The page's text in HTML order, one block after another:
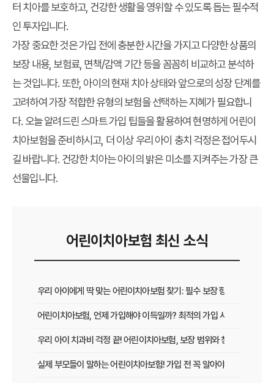
터 치아를 보호하고, 건강한 생활을 영위할 수 있도록 돕는 필수적
인 투자입니다.
가장 중요한 것은 가입 전에 충분한 시간을 가지고 다양한 상품의
보장 내용, 보험료, 면책/감액 기간 등을 꼼꼼히 비교하고 분석하
는 것입니다. 또한, 아이의 현재 치아 상태와 앞으로의 성장 단계를
고려하여 가장 적합한 유형의 보험을 선택하는 지혜가 필요합니
다. 오늘 알려드린스마트 가입 팁들을 활용하여 현명하게 어린이
치아보험을 준비하시고, 더 이상 우리 아이 충치 걱정은 접어두시
길 바랍니다. 건강한 치아는 아이의 밝은 미소를 지켜주는 가장 큰
선물입니다.
어린이치아보험 최신 소식
우리 아이에게 딱 맞는 어린이치아보험 찾기: 필수 보장 항목부터 가성
어린이치아보험, 언제 가입해야 이득일까? 최적의 가입 시점과 혜택 완
우리 아이 치과비 걱정 끝! 어린이치아보험, 보장 범위와 청구 방법 완벽
실제 부모들이 말하는 어린이치아보험! 가입 전 꼭 알아야 할 찐 후기와